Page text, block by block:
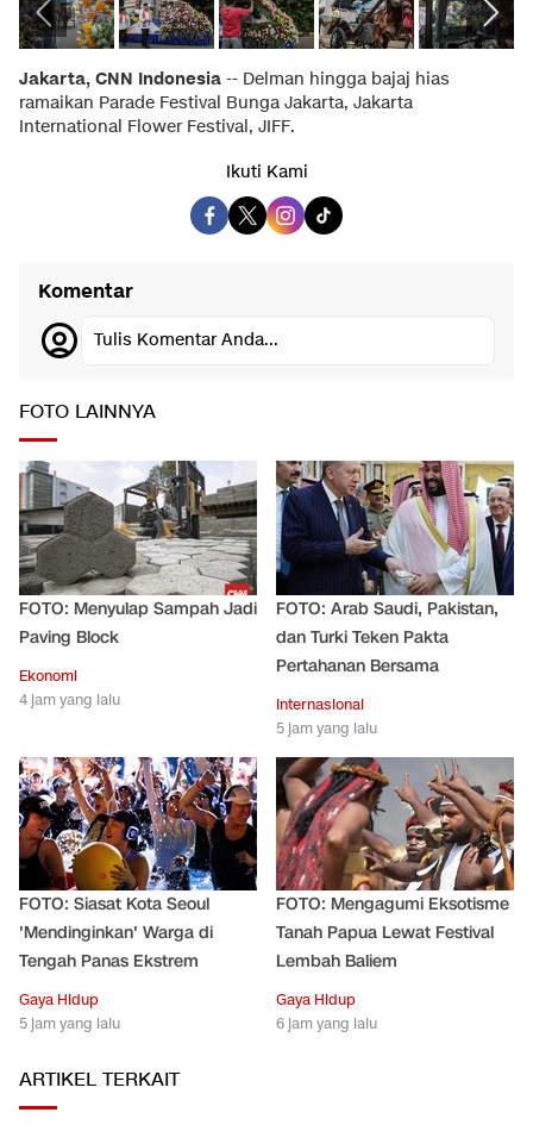
Jakarta, CNN Indonesia -- Delman hingga bajaj hias
ramaikan Parade Festival Bunga Jakarta, Jakarta
International Flower Festival, JIFF.
Ikuti Kami
Komentar
Tulis Komentar Anda...
FOTO LAINNYA
FOTO: Menyulap Sampah Jadi
Paving Block
Ekonomi
4 jam yang lalu
FOTO: Arab Saudi, Pakistan,
dan Turki Teken Pakta
Pertahanan Bersama
Internasional
5 jam yang lalu
FOTO: Siasat Kota Seoul
'Mendinginkan' Warga di
Tengah Panas Ekstrem
Gaya Hidup
5 jam yang lalu
FOTO: Mengagumi Eksotisme
Tanah Papua Lewat Festival
Lembah Baliem
Gaya Hidup
6 jam yang lalu
ARTIKEL TERKAIT